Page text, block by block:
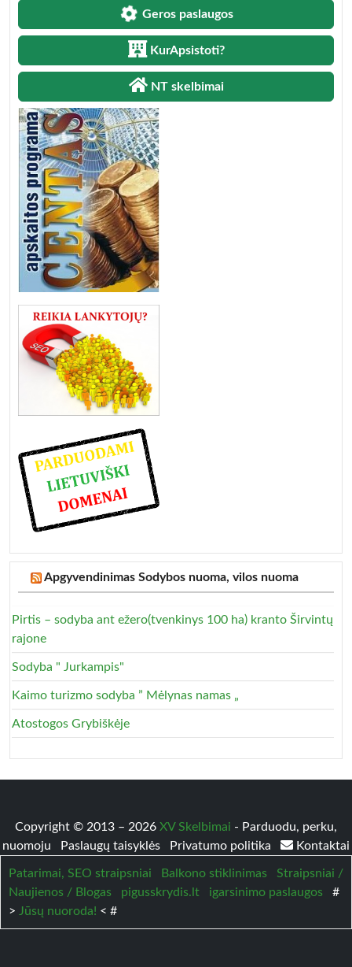
Geros paslaugos
KurApsistoti?
NT skelbimai
Apgyvendinimas Sodybos nuoma, vilos nuoma
Pirtis – sodyba ant ežero(tvenkinys 100 ha) kranto Širvintų
rajone
Sodyba " Jurkampis"
Kaimo turizmo sodyba ” Mėlynas namas „
Atostogos Grybiškėje
Copyright © 2013 – 2026 XV Skelbimai - Parduodu, perku,
nuomoju
Paslaugų taisyklės Privatumo politika Kontaktai
Patarimai, SEO straipsniai Balkono stiklinimas
Straipsniai /
Naujienos / Blogas
pigusskrydis.lt igarsinimo paslaugos #
> Jūsų nuoroda! < #